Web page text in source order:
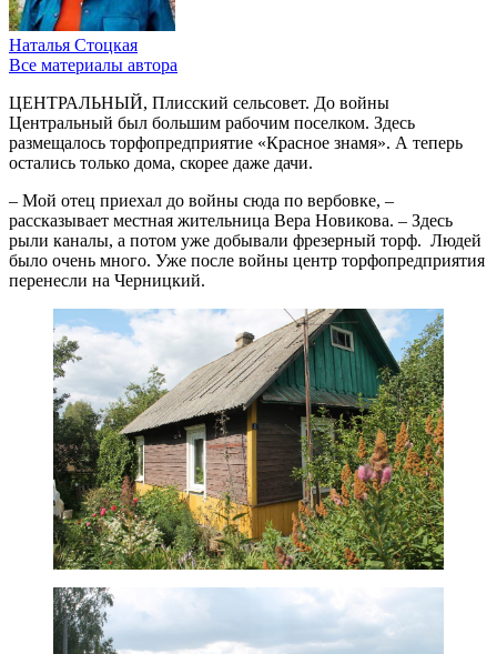
Наталья Стоцкая
Все материалы автора
ЦЕНТРАЛЬНЫЙ, Плисский сельсовет. До войны
Центральный был большим рабочим поселком. Здесь
размещалось торфопредприятие «Красное знамя». А теперь
остались только дома, скорее даже дачи.
– Мой отец приехал до войны сюда по вербовке, –
рассказывает местная жительница Вера Новикова. – Здесь
рыли каналы, а потом уже добывали фрезерный торф. Людей
было очень много. Уже после войны центр торфопредприятия
перенесли на Черницкий.